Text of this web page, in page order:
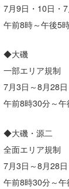
7月9日・10日・
午前8時～午後5
◆大磯
一部エリア規制
7月3日～8月28日
午前8時30分～午
◆大磯・源二
全面エリア規制
7月3日～8月28日
午前8時30分～午